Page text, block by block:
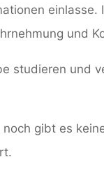
und
studieren und
gibt es